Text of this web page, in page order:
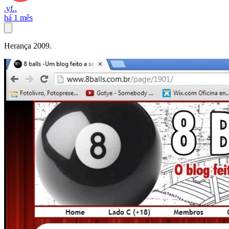
.yf..
há 1 mês
Herança 2009.